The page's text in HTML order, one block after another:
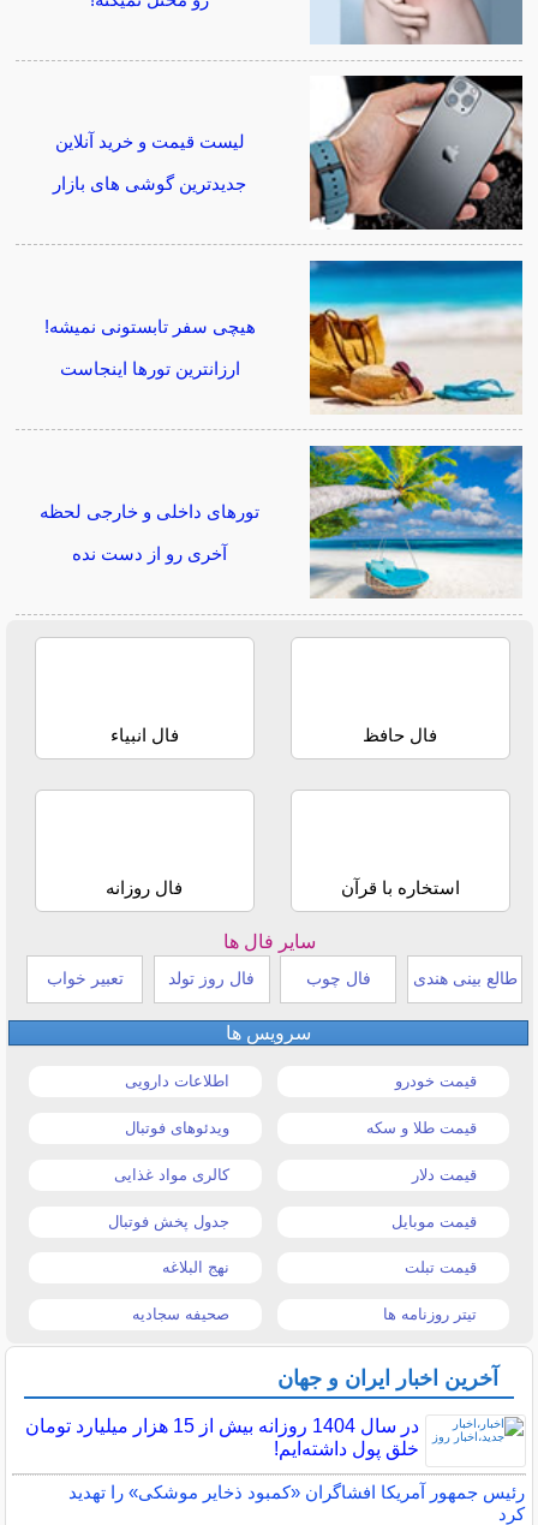
لیست قیمت و خرید آنلاین
جدیدترین گوشی های بازار
هیچی سفر تابستونی نمیشه!
ارزانترین تورها اینجاست
تورهای داخلی و خارجی لحظه
آخری رو از دست نده
فال حافظ فال انبیاء
استخاره با قرآن فال روزانه
سایر فال ها
طالع بینی هندی فال چوب فال روز تولد تعبیر خواب
سرویس ها
قیمت خودرو اطلاعات دارویی
قیمت طلا و سکه ویدئوهای فوتبال
قیمت دلار کالری مواد غذایی
قیمت موبایل جدول پخش فوتبال
قیمت تبلت نهج البلاغه
تیتر روزنامه ها صحیفه سجادیه
آخرین اخبار ایران و جهان
در سال 1404 روزانه بیش از 15 هزار میلیارد تومان
خلق پول داشته‌ایم!
رئیس جمهور آمریکا افشاگران «کمبود ذخایر موشکی» را تهدید
کرد